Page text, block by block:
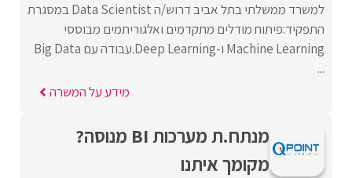
למשרד ממשלתי בתל אביב דרוש/ה Data Scientist במסגרת
התפקיד:פיתוח מודלים מתקדמים ואלגוריתמים מבוססי
Machine Learning ו-Deep Learning.עבודה עם Big Data
...
מידע על המשרה
מנתח.ת מערכות BI מנוסה?
מקומך איתנו